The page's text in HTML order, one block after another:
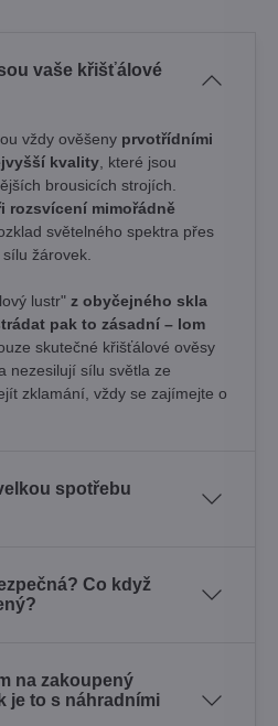
vaše křišťálové
vždy ověšeny prvotřídními
kvality , které jsou
brousicích strojích.
rozsvícení mimořádně
světelného spektra přes
žárovek.
lustr" z obyčejného skla
pak to zásadní – lom
skutečné křišťálové ověsy
nezesilují sílu světla ze
zklamání, vždy se zajímejte o
spotřebu
Co když
na zakoupený
je to s náhradními